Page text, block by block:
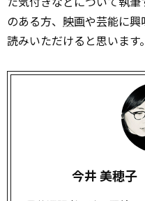
のある方、 映画や芸能に興
読みいただけると思います
今井 美穂子